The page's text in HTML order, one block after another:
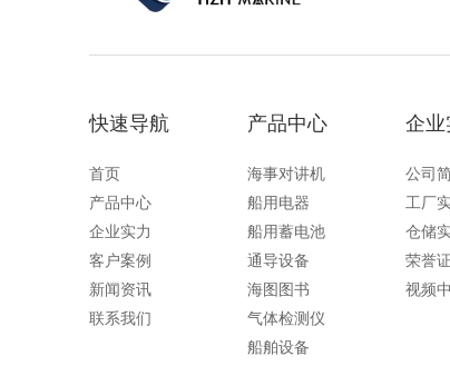
快速导航
首页
产品中心
企业实力
客户案例
新闻资讯
联系我们
产品中心
海事对讲机
船用电器
船用蓄电池
通导设备
海图图书
气体检测仪
船舶设备
企业
公司
工厂
仓储
荣誉
视频